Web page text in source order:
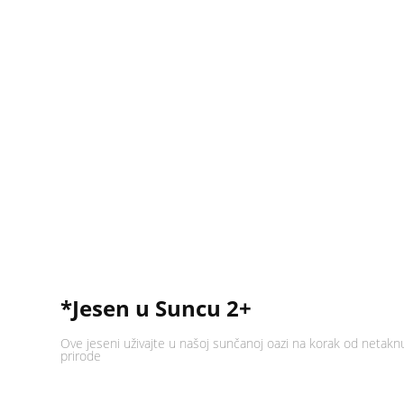
*Jesen u Suncu 2+
Ove jeseni uživajte u našoj sunčanoj oazi na korak od
prirode